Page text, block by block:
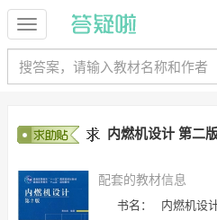
内燃机设计 第二
配套的教材信息
书名： 内燃机设